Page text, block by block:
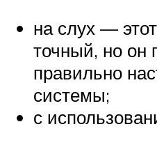
на слух —
точный, но он
правильно
системы;
с